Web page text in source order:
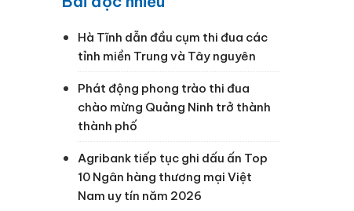
Hà Tĩnh dẫn đầu cụm thi đua các
tỉnh miền Trung và Tây nguyên
Phát động phong trào thi đua
chào mừng Quảng Ninh trở thành
thành phố
Agribank tiếp tục ghi dấu ấn Top
10 Ngân hàng thương mại Việt
Nam uy tín năm 2026